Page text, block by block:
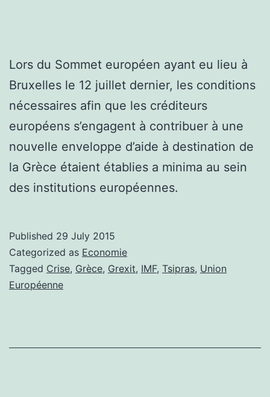
Lors du Sommet européen ayant eu lieu à
Bruxelles le 12 juillet dernier, les conditions
nécessaires afin que les créditeurs
européens s’engagent à contribuer à une
nouvelle enveloppe d’aide à destination de
la Grèce étaient établies a minima au sein
des institutions européennes.
Published 29 July 2015
Categorized as Economie
Tagged Crise, Grèce, Grexit, IMF, Tsipras, Union
Européenne